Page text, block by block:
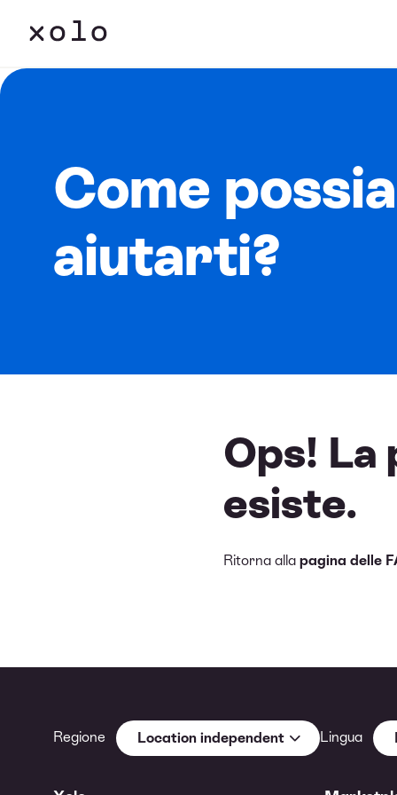
Come
aiutarti?
Ops! La
esiste.
Ritorna alla pagina delle
Regione Location independent Lingua